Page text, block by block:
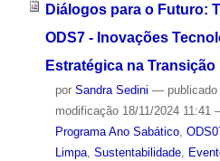
Diálogos para o Futuro:
ODS7 - Inovações
Estratégica na
por Sandra Sedini — publicado
modificação18/11/2024 11:41
Programa Ano Sabático,
Limpa, Sustentabilidade,